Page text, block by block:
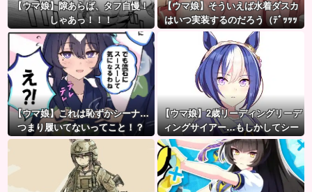
【ウマ娘】隙あらば、タフ自慢！
しゃあっ！！！
【ウマ娘】そういえば水着ダスカ
はいつ実装するのだろう（ﾃﾞｯｯｯ
【ウマ娘】これは恥ずかシーナ…
つまり履いてないってこと！？
【ウマ娘】2歳リーディングリーデ
ィングサイアー…もしかしてシー
ザリオって凄いのでは？